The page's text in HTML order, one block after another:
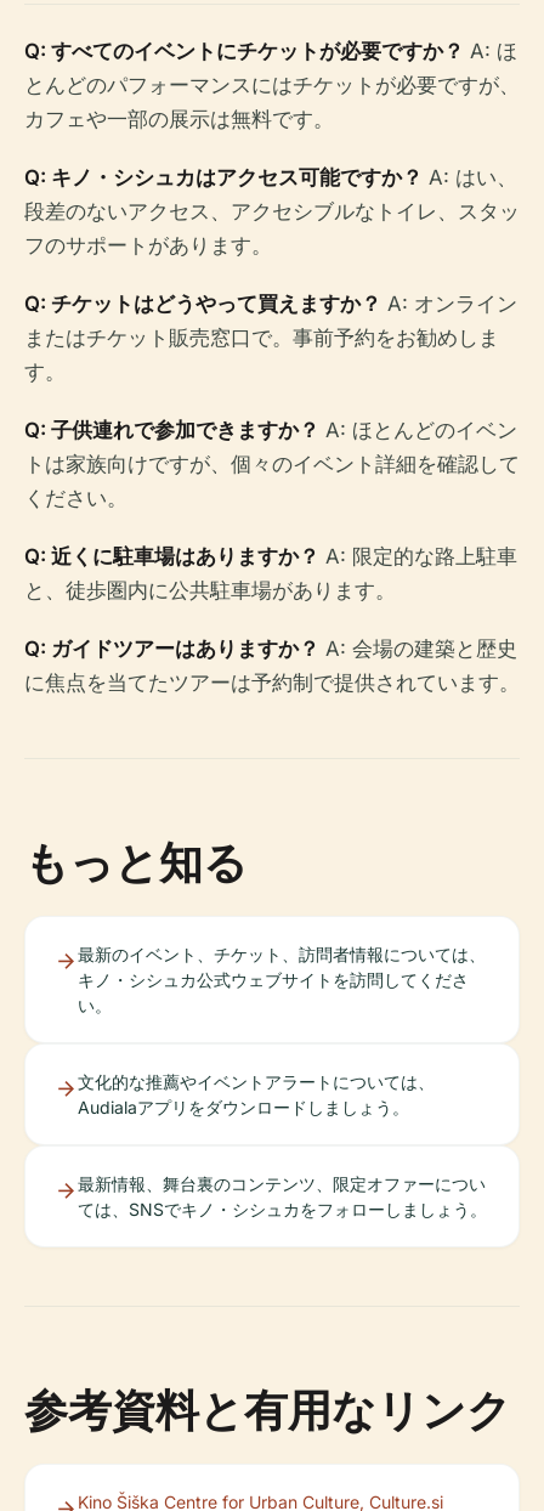
Q: すべてのイベントにチケットが必要ですか？ A: ほ
とんどのパフォーマンスにはチケットが必要ですが、
カフェや一部の展示は無料です。
Q: キノ・シシュカはアクセス可能ですか？ A: はい、
段差のないアクセス、アクセシブルなトイレ、スタッ
フのサポートがあります。
Q: チケットはどうやって買えますか？ A: オンライン
またはチケット販売窓口で。事前予約をお勧めしま
す。
Q: 子供連れで参加できますか？ A: ほとんどのイベン
トは家族向けですが、個々のイベント詳細を確認して
ください。
Q: 近くに駐車場はありますか？ A: 限定的な路上駐車
と、徒歩圏内に公共駐車場があります。
Q: ガイドツアーはありますか？ A: 会場の建築と歴史
に焦点を当てたツアーは予約制で提供されています。
もっと知る
最新のイベント、チケット、訪問者情報については、
キノ・シシュカ公式ウェブサイトを訪問してくださ
い。
文化的な推薦やイベントアラートについては、
Audialaアプリをダウンロードしましょう。
最新情報、舞台裏のコンテンツ、限定オファーについ
ては、SNSでキノ・シシュカをフォローしましょう。
参考資料と有用なリンク
Kino Šiška Centre for Urban Culture, Culture.si